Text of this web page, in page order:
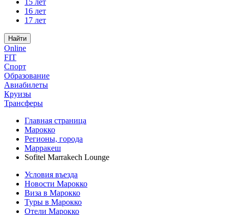
15 лет
16 лет
17 лет
Найти
Online
FIT
Спорт
Образование
Авиабилеты
Круизы
Трансферы
Главная страница
Марокко
Регионы, города
Марракеш
Sofitel Marrakech Lounge
Условия въезда
Новости Марокко
Виза в Марокко
Туры в Марокко
Отели Марокко